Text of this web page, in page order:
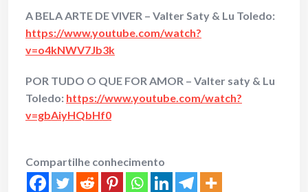
A BELA ARTE DE VIVER – Valter Saty & Lu Toledo:
https://www.youtube.com/watch?
v=o4kNWV7Jb3k
POR TUDO O QUE FOR AMOR – Valter saty & Lu
Toledo: https://www.youtube.com/watch?
v=gbAiyHQbHf0
Compartilhe conhecimento